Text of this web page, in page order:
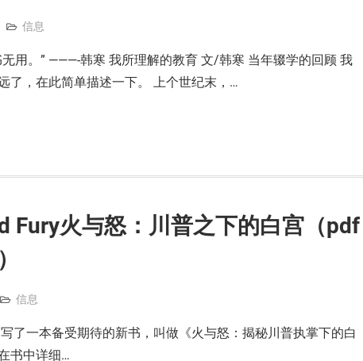
信息
用。” ———-韩寒 我所理解的教育 文/韩寒 当年辍学的回顾 我
了，在此简单描述一下。 上个世纪末，…
Fury火与怒：川普之下的白宫（pdf
信息
了一本备受期待的新书，叫做《火与怒：揭秘川普执掌下的白
书中详细…